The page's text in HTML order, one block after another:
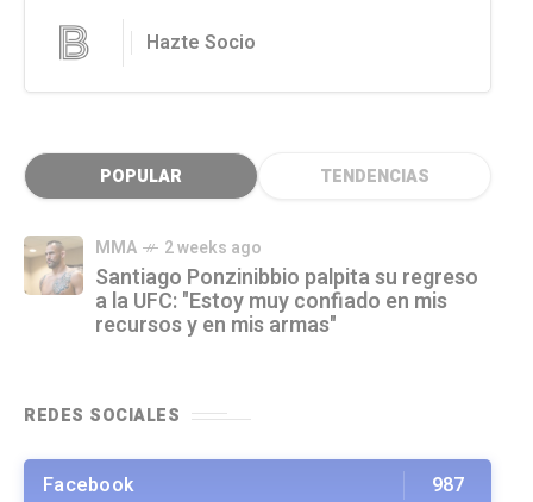
Hazte Socio
POPULAR TENDENCIAS
MMA 2 weeks ago
Santiago Ponzinibbio palpita su regreso
a la UFC: "Estoy muy confiado en mis
recursos y en mis armas"
REDES SOCIALES
Facebook 987